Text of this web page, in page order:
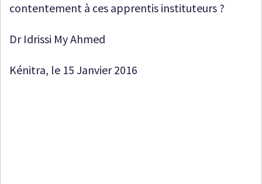
contentement à ces apprentis instituteurs ?
Dr Idrissi My Ahmed
Kénitra, le 15 Janvier 2016